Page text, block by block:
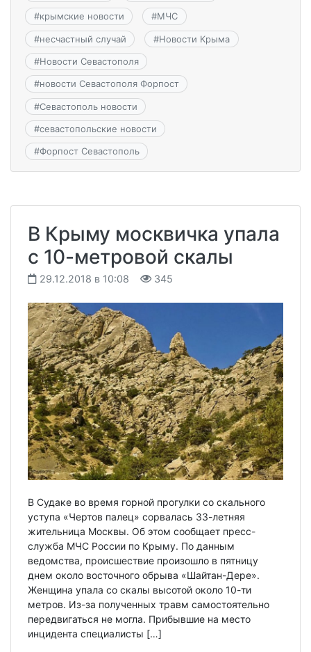
#крымские новости #МЧС
#несчастный случай #Новости Крыма
#Новости Севастополя
#новости Севастополя Форпост
#Севастополь новости
#севастопольские новости
#Форпост Севастополь
В Крыму москвичка упала
с 10-метровой скалы
29.12.2018 в 10:08 345
В Судаке во время горной прогулки со скального
уступа «Чертов палец» сорвалась 33-летняя
жительница Москвы. Об этом сообщает пресс-
служба МЧС России по Крыму. По данным
ведомства, происшествие произошло в пятницу
днем около восточного обрыва «Шайтан-Дере».
Женщина упала со скалы высотой около 10-ти
метров. Из-за полученных травм самостоятельно
передвигаться не могла. Прибывшие на место
инцидента специалисты […]